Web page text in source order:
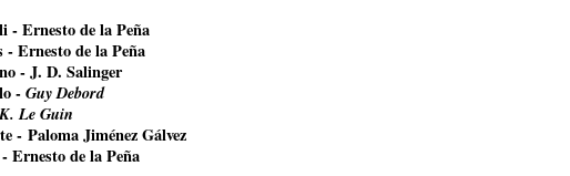
- Ernesto de la Peña
Ernesto de la Peña
- J. D. Salinger
-Guy Debord
Le Guin
- Paloma Jiménez Gálvez
Ernesto de la Peña